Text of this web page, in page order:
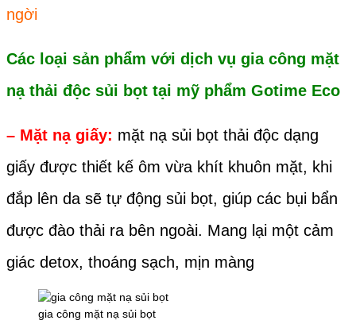
ngời
Các loại sản phẩm với dịch vụ gia công mặt
nạ thải độc sủi bọt tại mỹ phẩm Gotime Eco
– Mặt nạ giấy: mặt nạ sủi bọt thải độc dạng
giấy được thiết kế ôm vừa khít khuôn mặt, khi
đắp lên da sẽ tự động sủi bọt, giúp các bụi bẩn
được đào thải ra bên ngoài. Mang lại một cảm
giác detox, thoáng sạch, mịn màng
gia công mặt nạ sủi bọt